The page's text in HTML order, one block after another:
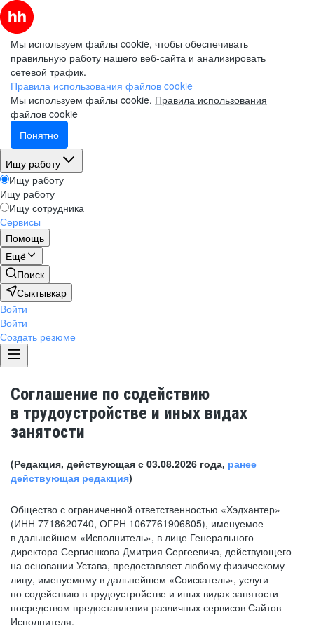
Мы используем файлы cookie, чтобы обеспечивать
правильную работу нашего веб-сайта и анализировать
сетевой трафик.
Правила использования файлов cookie
Мы используем файлы cookie. Правила использования
файлов cookie
Понятно
Ищу работу
Ищу работу
Ищу работу
Ищу сотрудника
Сервисы
Помощь
Ещё
Поиск
Сыктывкар
Войти
Войти
Создать резюме
Соглашение по содействию
в трудоустройстве и иных видах
занятости
(Редакция, действующая с 03.08.2026 года, ранее
действующая редакция)
Общество с ограниченной ответственностью «Хэдхантер»
(ИНН 7718620740, ОГРН 1067761906805), именуемое
в дальнейшем «Исполнитель», в лице Генерального
директора Сергиенкова Дмитрия Сергеевича, действующего
на основании Устава, предоставляет любому физическому
лицу, именуемому в дальнейшем «Соискатель», услуги
по содействию в трудоустройстве и иных видах занятости
посредством предоставления различных сервисов Сайтов
Исполнителя.